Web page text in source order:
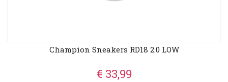
Champion Sneakers RD18 2.0 LOW
€ 33,99